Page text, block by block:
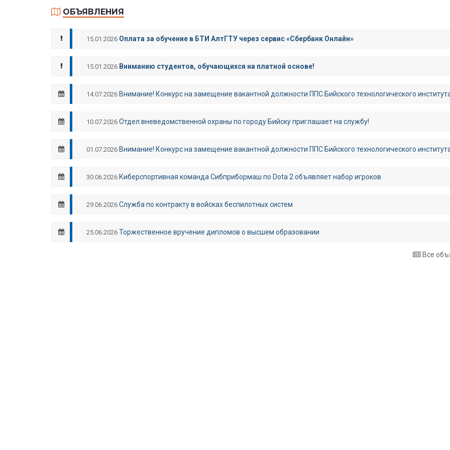
ОБЪЯВЛЕНИЯ
15.01.2026 Оплата за обучение в БТИ АлтГТУ через сервис «Сбербанк Онлайн»
15.01.2026 Вниманию студентов, обучающихся на платной основе!
14.07.2026 Внимание! Конкурс на замещение вакантной должности ППС Бийского технологического
10.07.2026 Отдел вневедомственной охраны по городу Бийску приглашает на службу!
01.07.2026 Внимание! Конкурс на замещение вакантной должности ППС Бийского технологического
30.06.2026 Киберспортивная команда Сибприбормаш по Dota 2 объявляет набор игроков
29.06.2026 Служба по контракту в войсках беспилотных систем
25.06.2026 Торжественное вручение дипломов о высшем образовании
Все